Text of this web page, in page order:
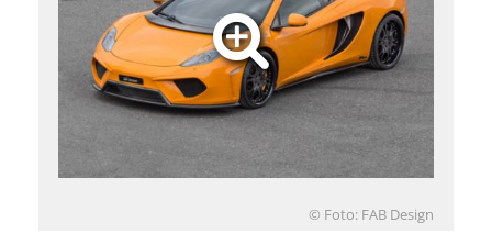
© Foto: FAB Design